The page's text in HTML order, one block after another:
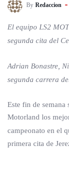
By Redaccion
El equipo LS2
segunda cita del
Adrian Bonastre,
segunda carrera
Este fin de
Motorland los
campeonato en el
primera cita de